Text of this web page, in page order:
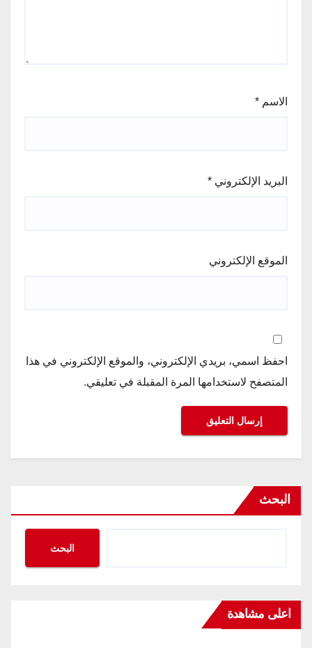
الاسم *
البريد الإلكتروني *
الموقع الإلكتروني
احفظ اسمي، بريدي الإلكتروني، والموقع الإلكتروني في هذا
المتصفح لاستخدامها المرة المقبلة في تعليقي.
البحث
البحث
اعلى مشاهدة